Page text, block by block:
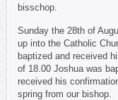
bisschop.
Sunday the 28th of
up into the Catholic
baptized and received
of 18.00 Joshua was
received his
spring from our bishop.